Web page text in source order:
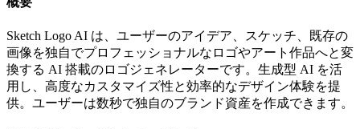
Sketch Logo AI は、ユーザーのアイデア、スケッチ、既存の
画像を独自でプロフェッショナルなロゴやアート作品へと変
換する AI 搭載のロゴジェネレーターです。生成型 AI を活
用し、高度なカスタマイズ性と効率的なデザイン体験を提
供。ユーザーは数秒で独自のブランド資産を作成できます。